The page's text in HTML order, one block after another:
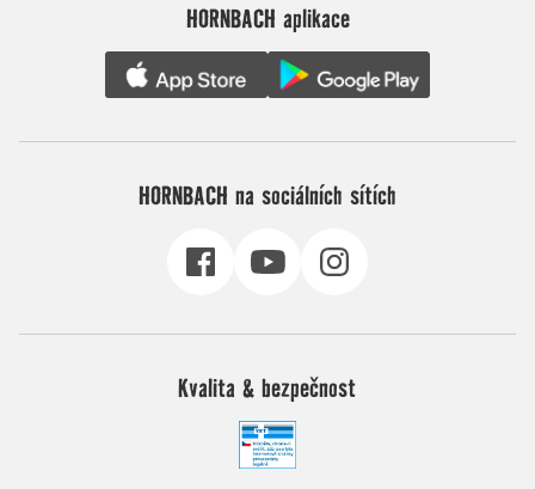
HORNBACH aplikace
HORNBACH na sociálních sítích
Kvalita & bezpečnost